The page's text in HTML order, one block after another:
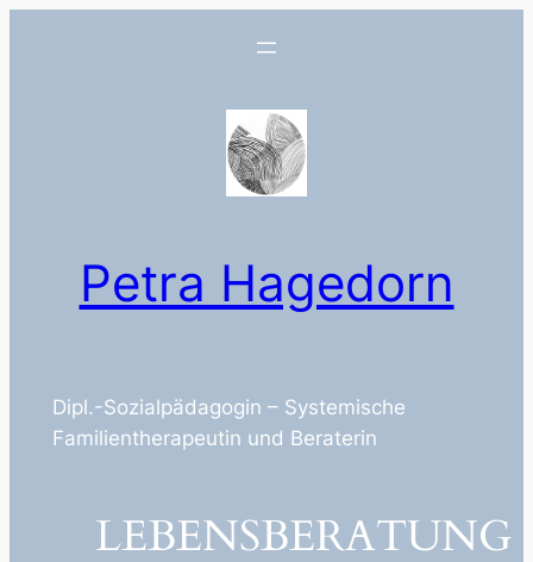
Petra Hagedorn
Dipl.-Sozialpädagogin – Systemische
Familientherapeutin und Beraterin
LEBENSBERATUNG